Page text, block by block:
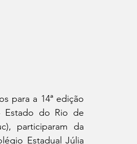
para a 14ª edição
Estado do Rio de
participaram da
Estadual Júlia